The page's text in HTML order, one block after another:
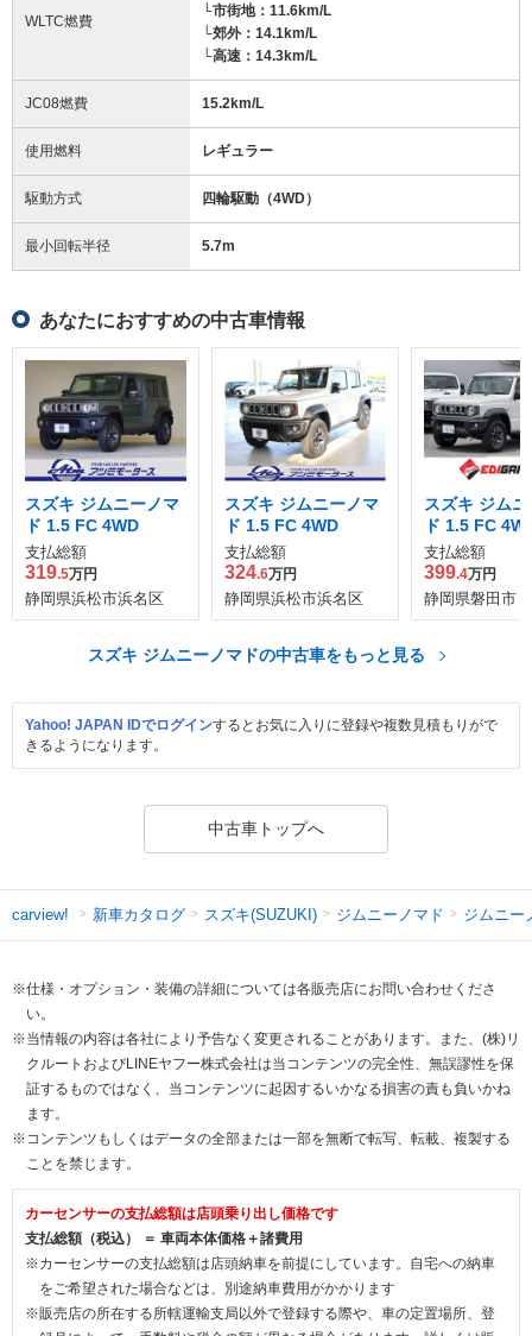
WLTC燃費
└市街地：11.6km/L
└郊外：14.1km/L
└高速：14.3km/L
JC08燃費 15.2km/L
使用燃料 レギュラー
駆動方式 四輪駆動（4WD）
最小回転半径 5.7m
あなたにおすすめの中古車情報
スズキ ジムニーノマ
ド 1.5 FC 4WD
支払総額
319.5万円
静岡県浜松市浜名区
スズキ ジムニーノマ
ド 1.5 FC 4WD
支払総額
324.6万円
静岡県浜松市浜名区
スズキ ジム
ド 1.5 FC
支払総額
399.4万円
静岡県磐田市
スズキ ジムニーノマドの中古車をもっと見る
Yahoo! JAPAN IDでログインするとお気に入りに登録や複数見積もりがで
きるようになります。
中古車トップへ
carview! 新車カタログ スズキ(SUZUKI) ジムニーノマド ジムニー
※仕様・オプション・装備の詳細については各販売店にお問い合わせくださ
い。
※当情報の内容は各社により予告なく変更されることがあります。また、(株)リ
クルートおよびLINEヤフー株式会社は当コンテンツの完全性、無誤謬性を保
証するものではなく、当コンテンツに起因するいかなる損害の責も負いかね
ます。
※コンテンツもしくはデータの全部または一部を無断で転写、転載、複製する
ことを禁じます。
カーセンサーの支払総額は店頭乗り出し価格です
支払総額（税込） ＝ 車両本体価格＋諸費用
※カーセンサーの支払総額は店頭納車を前提にしています。自宅への納車
をご希望された場合などは、別途納車費用がかかります
※販売店の所在する所轄運輸支局以外で登録する際や、車の定置場所、登